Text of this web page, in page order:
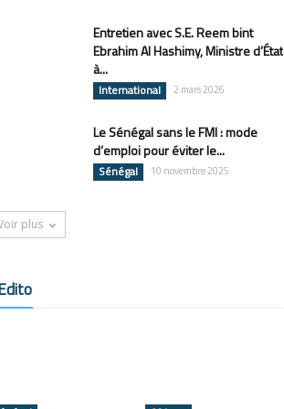
Entretien avec S.E. Reem bint
Ebrahim Al Hashimy, Ministre d’État
à...
International 2 mars 2026
Le Sénégal sans le FMI : mode
d’emploi pour éviter le...
Sénégal 10 novembre 2025
plus